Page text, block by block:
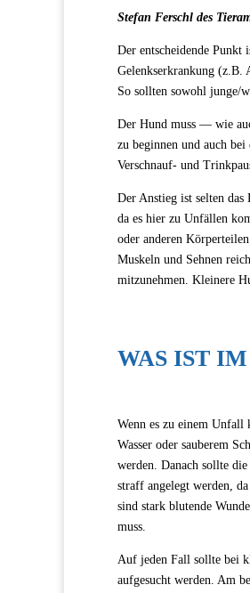
Stefan Ferschl des
Der entscheidende Punkt
Gelenkserkrankung (z.B.
So sollten sowohl junge/
Der Hund muss — wie
zu beginnen und auch
Verschnauf- und
Der Anstieg ist selten
da es hier zu Unfällen
oder anderen
Muskeln und Sehnen
mitzunehmen. Kleinere
WAS IST
Wenn es zu einem Unfall
Wasser oder sauberem
werden. Danach sollte
straff angelegt werden,
sind stark blutende
muss.
Auf jeden Fall sollte bei
aufgesucht werden. Am